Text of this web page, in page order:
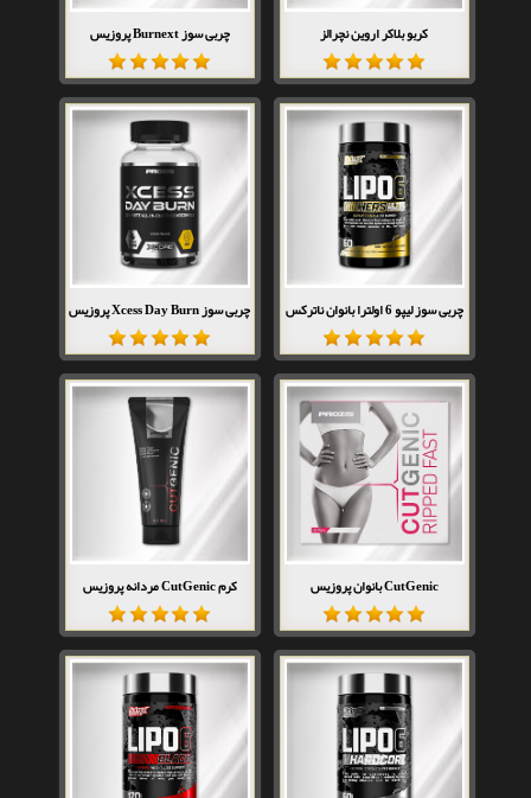
کربو بلاکر اروین نچرالز چربی سوز Burnext پروزیس
چربی سوز لیپو 6 اولترا بانوان ناترکس چربی سوز Xcess Day Burn پروزیس
CutGenic بانوان پروزیس کرم CutGenic مردانه پروزیس